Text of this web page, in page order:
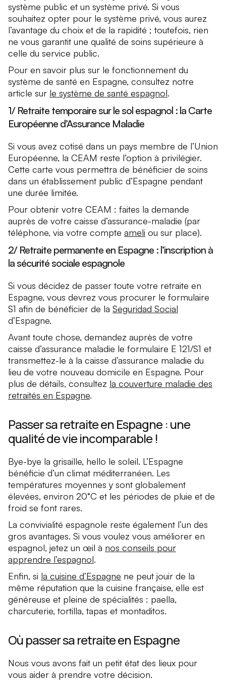
système public et un système privé. Si vous
souhaitez opter pour le système privé, vous aurez
l’avantage du choix et de la rapidité ; toutefois, rien
ne vous garantit une qualité de soins supérieure à
celle du service public.
Pour en savoir plus sur le fonctionnement du
système de santé en Espagne, consultez notre
article sur le système de santé espagnol.
1/ Retraite temporaire sur le sol espagnol : la Carte
Européenne d’Assurance Maladie
Si vous avez cotisé dans un pays membre de l’Union
Européenne, la CEAM reste l’option à privilégier.
Cette carte vous permettra de bénéficier de soins
dans un établissement public d’Espagne pendant
une durée limitée.
Pour obtenir votre CEAM : faites la demande
auprès de votre caisse d’assurance-maladie (par
téléphone, via votre compte ameli ou sur place).
2/ Retraite permanente en Espagne : l’inscription à
la sécurité sociale espagnole
Si vous décidez de passer toute votre retraite en
Espagne, vous devrez vous procurer le formulaire
S1 afin de bénéficier de la Seguridad Social
d’Espagne.
Avant toute chose, demandez auprès de votre
caisse d’assurance maladie le formulaire E 121/S1 et
transmettez-le à la caisse d’assurance maladie du
lieu de votre nouveau domicile en Espagne. Pour
plus de détails, consultez la couverture maladie des
retraités en Espagne.
Passer sa retraite en Espagne : une
qualité de vie incomparable !
Bye-bye la grisaille, hello le soleil. L’Espagne
bénéficie d’un climat méditerranéen. Les
températures moyennes y sont globalement
élevées, environ 20°C et les périodes de pluie et de
froid se font rares.
La convivialité espagnole reste également l’un des
gros avantages. Si vous voulez vous améliorer en
espagnol, jetez un œil à nos conseils pour
apprendre l’espagnol.
Enfin, si la cuisine d’Espagne ne peut jouir de la
même réputation que la cuisine française, elle est
généreuse et pleine de spécialités : paella,
charcuterie, tortilla, tapas et montaditos.
Où passer sa retraite en Espagne
Nous vous avons fait un petit état des lieux pour
vous aider à prendre votre décision.